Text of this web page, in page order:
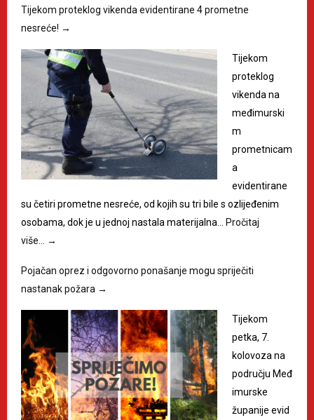
Tijekom proteklog vikenda evidentirane 4 prometne
nesreće! →
Tijekom
proteklog
vikenda na
međimurski
m
prometnicam
a
evidentirane
su četiri prometne nesreće, od kojih su tri bile s ozlijeđenim
osobama, dok je u jednoj nastala materijalna… Pročitaj
više… →
Pojačan oprez i odgovorno ponašanje mogu spriječiti
nastanak požara →
Tijekom
petka, 7.
kolovoza na
području Međ
imurske
županije evid